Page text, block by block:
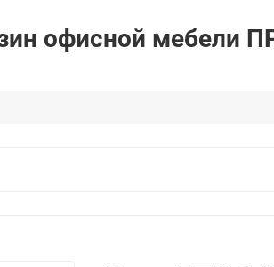
офисной мебели